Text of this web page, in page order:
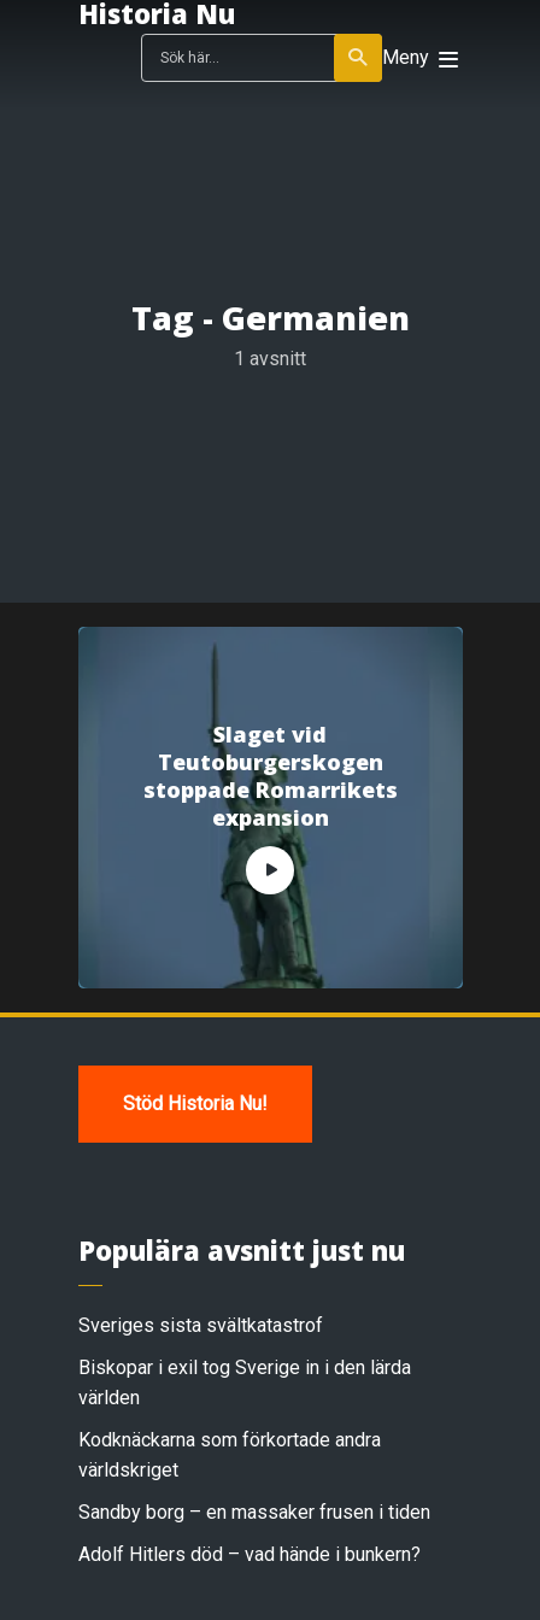
Historia Nu
Meny
Tag - Germanien
1 avsnitt
Slaget vid
Teutoburgerskogen
stoppade Romarrikets
expansion
Stöd Historia Nu!
Populära avsnitt just nu
Sveriges sista svältkatastrof
Biskopar i exil tog Sverige in i den lärda
världen
Kodknäckarna som förkortade andra
världskriget
Sandby borg – en massaker frusen i tiden
Adolf Hitlers död – vad hände i bunkern?